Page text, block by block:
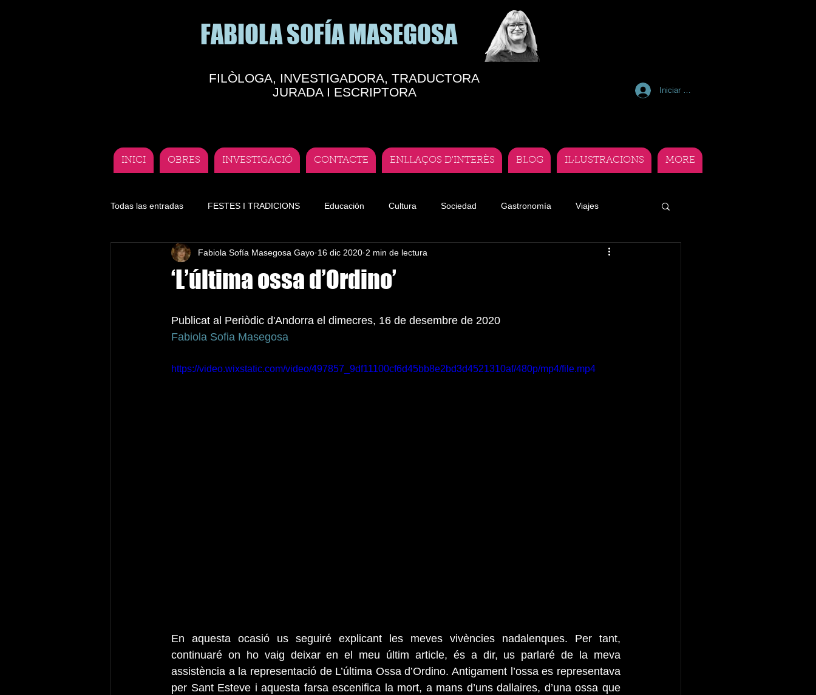
FABIOLA SOFÍA MASEGOSA
FILÒLOGA, INVESTIGADORA, TRADUCTORA
JURADA I ESCRIPTORA
Iniciar sesión
INICI OBRES INVESTIGACIÓ CONTACTE ENLLAÇOS D'INTERÈS BLOG IL·LUSTRACIONS MORE
Todas las entradas FESTES I TRADICIONS Educación Cultura Sociedad Gastronomía Viajes
Literatura Lengua Deporte Teatro andorrano
‘L’última ossa d’Ordino’
Fabiola Sofía Masegosa Gayo 16 dic 2020 2 min de lectura
Publicat al Periòdic d'Andorra el dimecres, 16 de desembre de 2020
Fabiola Sofia Masegosa
https://video.wixstatic.com/video/497857_9df11100cf6d45bb8e2bd3d4521310af/480p/mp4/file.mp4
En aquesta ocasió us seguiré explicant les meves vivències nadalenques. Per tant,
continuaré on ho vaig deixar en el meu últim article, és a dir, us parlaré de la meva
assistència a la representació de L’última Ossa d’Ordino. Antigament l’ossa es representava
per Sant Esteve i aquesta farsa escenifica la mort, a mans d’uns dallaires, d’una ossa que